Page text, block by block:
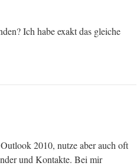
Ich habe exakt das gleiche
2010, nutze aber auch oft
und Kontakte. Bei mir